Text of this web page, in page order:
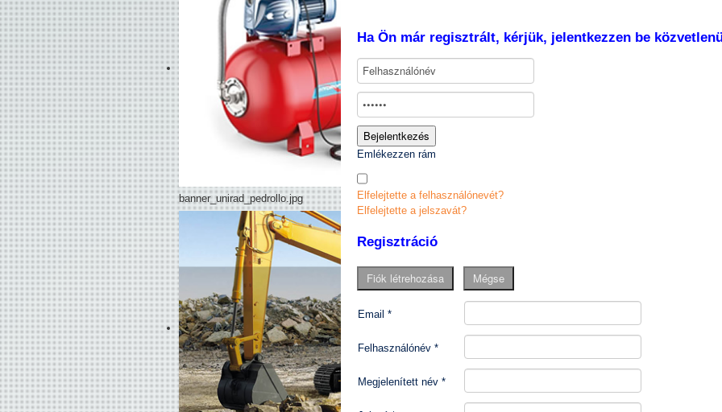
banner_unirad_pedrollo.jpg
Ha Ön már regisztrált, kérjük, jelentkezzen be
Emlékezzen rám
Elfelejtette a felhasználónevét?
Elfelejtette a jelszavát?
Regisztráció
Fiók létrehozása Mégse
Email*
Felhasználónév*
Megjelenített név*